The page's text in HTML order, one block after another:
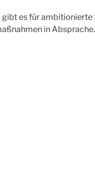
es für
in Absprache.